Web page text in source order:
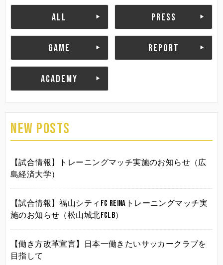
ALL PRESS
GAME REPORT
ACADEMY
NEW POSTS
【試合情報】トレーニングマッチ実施のお知らせ（広
島経済大学）
【試合情報】福山シティFC Reinaトレーニングマッチ実
施のお知らせ（松山城北FCLB）
【働き方改革宣言】日本一働きたいサッカークラブを
目指して